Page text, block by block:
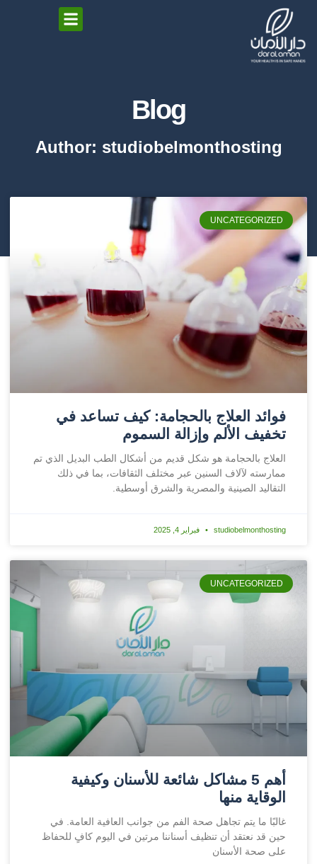
Blog
Author: studiobelmonthosting
UNCATEGORIZED
فوائد العلاج بالحجامة: كيف تساعد في
تخفيف الألم وإزالة السموم
العلاج بالحجامة هو شكل قديم من أشكال الطب البديل الذي تم
ممارسته لآلاف السنين عبر مختلف الثقافات، بما في ذلك
التقاليد الصينية والمصرية والشرق أوسطية.
studiobelmonthosting فبراير 4, 2025
UNCATEGORIZED
أهم 5 مشاكل شائعة للأسنان وكيفية
الوقاية منها
غالبًا ما يتم تجاهل صحة الفم من جوانب العافية العامة. في
حين قد نعتقد أن تنظيف أسناننا مرتين في اليوم كافٍ للحفاظ
على صحة الأسنان